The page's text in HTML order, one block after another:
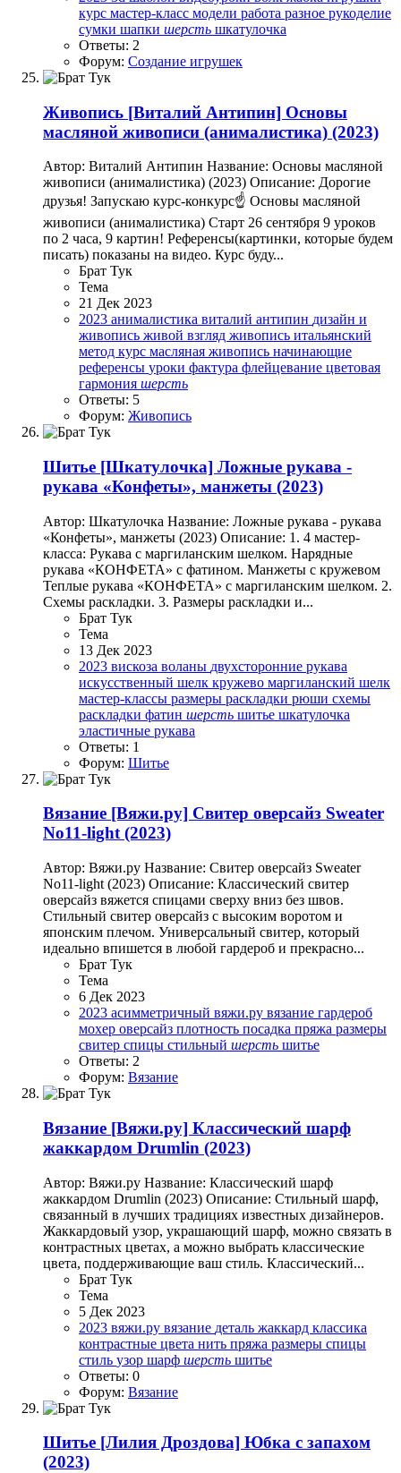
курс мастер-класс модели работа разное рукоделие
сумки шапки шерсть шкатулочка
Ответы: 2
Форум: Создание игрушек
Живопись [Виталий Антипин] Основы
масляной живописи (анималистика) (2023)
Автор: Виталий Антипин Название: Основы масляной
живописи (анималистика) (2023) Описание: Дорогие
друзья! Запускаю курс-конкурс☝️ Основы масляной
живописи (анималистика) Старт 26 сентября 9 уроков
по 2 часа, 9 картин! Референсы(картинки, которые будем
писать) показаны на видео. Курс буду...
Брат Тук
Тема
21 Дек 2023
2023 анималистика виталий антипин дизайн и
живопись живой взгляд живопись итальянский
метод курс масляная живопись начинающие
референсы уроки фактура флейцевание цветовая
гармония шерсть
Ответы: 5
Форум: Живопись
Шитье [Шкатулочка] Ложные рукава -
рукава «Конфеты», манжеты (2023)
Автор: Шкатулочка Название: Ложные рукава - рукава
«Конфеты», манжеты (2023) Описание: 1. 4 мастер-
класса: Рукава с маргиланским шелком. Нарядные
рукава «КОНФЕТА» с фатином. Манжеты с кружевом
Теплые рукава «КОНФЕТА» с маргиланским шелком. 2.
Схемы раскладки. 3. Размеры раскладки и...
Брат Тук
Тема
13 Дек 2023
2023 вискоза воланы двухсторонние рукава
искусственный шелк кружево маргиланский шелк
мастер-классы размеры раскладки рюши схемы
раскладки фатин шерсть шитье шкатулочка
эластичные рукава
Ответы: 1
Форум: Шитье
Вязание [Вяжи.ру] Свитер оверсайз Sweater
No11-light (2023)
Автор: Вяжи.ру Название: Свитер оверсайз Sweater
No11-light (2023) Описание: Классический свитер
оверсайз вяжется спицами сверху вниз без швов.
Стильный свитер оверсайз с высоким воротом и
японским плечом. Универсальный свитер, который
идеально впишется в любой гардероб и прекрасно...
Брат Тук
Тема
6 Дек 2023
2023 асимметричный вяжи.ру вязание гардероб
мохер оверсайз плотность посадка пряжа размеры
свитер спицы стильный шерсть шитье
Ответы: 2
Форум: Вязание
Вязание [Вяжи.ру] Классический шарф
жаккардом Drumlin (2023)
Автор: Вяжи.ру Название: Классический шарф
жаккардом Drumlin (2023) Описание: Стильный шарф,
связанный в лучших традициях известных дизайнеров.
Жаккардовый узор, украшающий шарф, можно связать в
контрастных цветах, а можно выбрать классические
цвета, поддерживающие ваш стиль. Классический...
Брат Тук
Тема
5 Дек 2023
2023 вяжи.ру вязание деталь жаккард классика
контрастные цвета нить пряжа размеры спицы
стиль узор шарф шерсть шитье
Ответы: 0
Форум: Вязание
Шитье [Лилия Дроздова] Юбка с запахом
(2023)